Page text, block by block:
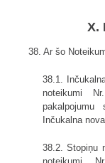
X.
38. Ar šo
38.1.
noteikumi
Inčukalna
38.2. Stopiņu